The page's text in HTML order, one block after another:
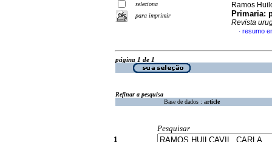
seleciona
para imprimir
Ramos
Primaria:
Revista
· resumo
página 1 de 1
Refinar a pesquisa
Base de dados : article
Pesquisar
1